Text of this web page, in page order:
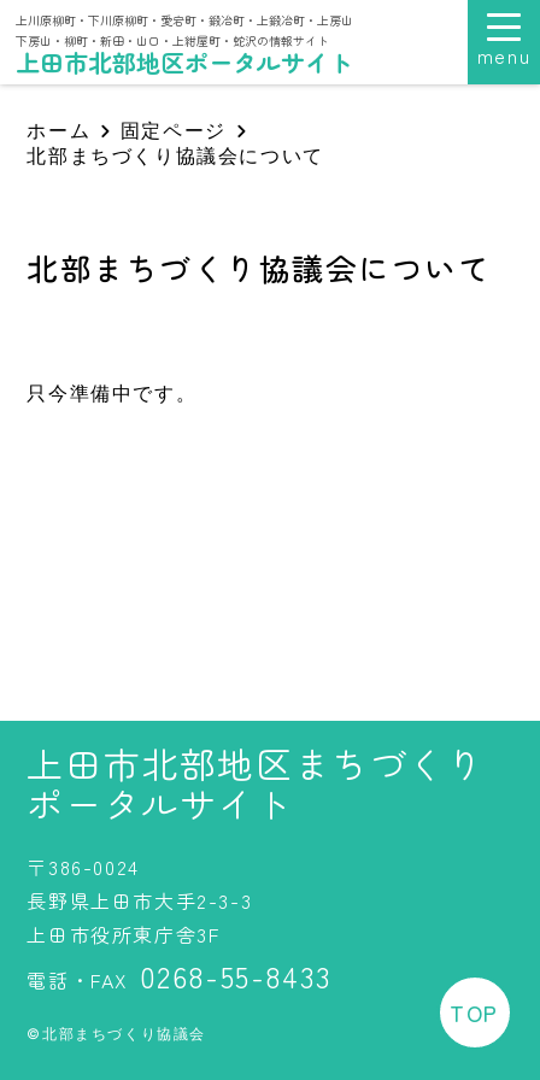
上川原柳町・下川原柳町・愛宕町・鍛冶町・上鍛冶町・上房山
下房山・柳町・新田・山口・上紺屋町・蛇沢の情報サイト
上田市北部地区ポータルサイト menu
ホーム
固定ページ
北部まちづくり協議会について
北部まちづくり協議会について
只今準備中です。
上田市北部地区まちづくり
ポータルサイト
〒386-0024
長野県上田市大手2-3-3
上田市役所東庁舎3F
電話・FAX 0268-55-8433
©北部まちづくり協議会
TOP